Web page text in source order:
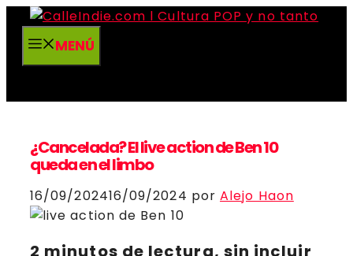
Saltar
contenidoMENÚ
¿Cancelada? El live action de Ben 10
queda en el limbo
16/09/202416/09/2024 porAlejo Haon
2 minutos de lectura, sin incluir